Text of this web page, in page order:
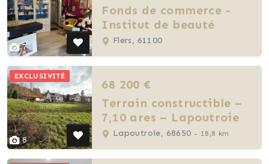
7
Fonds de commerce -
Institut de beauté
Flers, 61100
8
EXCLUSIVITÉ
68 200 €
Terrain constructible –
7,10 ares – Lapoutroie
Lapoutroie, 68650 - 18,8 km